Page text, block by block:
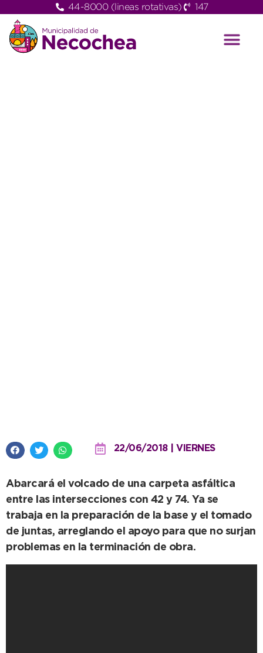
44-8000 (lineas rotativas) 147
22/06/2018 | VIERNES
Abarcará el volcado de una carpeta asfáltica
entre las intersecciones con 42 y 74. Ya se
trabaja en la preparación de la base y el tomado
de juntas, arreglando el apoyo para que no surjan
problemas en la terminación de obra.